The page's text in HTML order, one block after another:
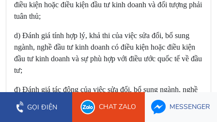
điều kiện hoặc điều kiện đầu tư kinh doanh và đối tượng phải
tuân thủ;
d) Đánh giá tính hợp lý, khả thi của việc sửa đổi, bổ sung
ngành, nghề đầu tư kinh doanh có điều kiện hoặc điều kiện
đầu tư kinh doanh và sự phù hợp với điều ước quốc tế về đầu
tư;
đ) Đánh giá tác động của việc sửa đổi, bổ sung ngành, nghề
đầu tư kinh doanh có điều kiện hoặc điều kiện đầu tư kinh
doanh đối với công tác quản lý nhà nước và hoạt động đầu tư
GỌI ĐIỆN CHAT ZALO MESSENGER